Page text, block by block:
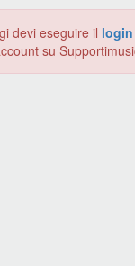
devi eseguire il login
su